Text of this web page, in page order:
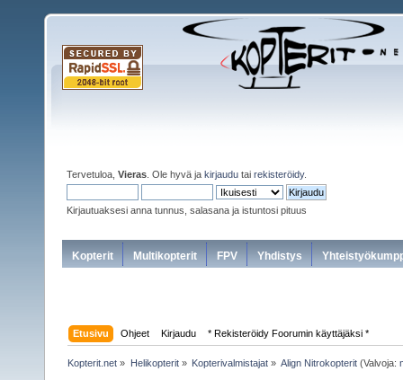
Tervetuloa, Vieras . Ole hyvä ja kirjaudu tai rekisteröidy.
Kirjautuaksesi anna tunnus, salasana ja istuntosi pituus
Kopterit Multikopterit FPV Yhdistys
Etusivu Ohjeet Kirjaudu * Rekisteröidy Foorumin käyttäjäksi *
Kopterit.net » Helikopterit» Kopterivalmistajat» Align Nitrokopterit (Valvoja: